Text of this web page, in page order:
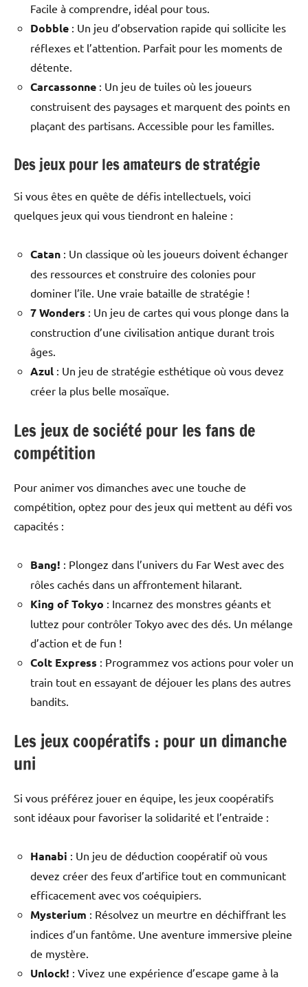
Facile à comprendre, idéal pour tous.
Dobble : Un jeu d’observation rapide qui sollicite les
réflexes et l’attention. Parfait pour les moments de
détente.
Carcassonne : Un jeu de tuiles où les joueurs
construisent des paysages et marquent des points en
plaçant des partisans. Accessible pour les familles.
Des jeux pour les amateurs de stratégie
Si vous êtes en quête de défis intellectuels, voici
quelques jeux qui vous tiendront en haleine :
Catan : Un classique où les joueurs doivent échanger
des ressources et construire des colonies pour
dominer l’île. Une vraie bataille de stratégie !
7 Wonders : Un jeu de cartes qui vous plonge dans la
construction d’une civilisation antique durant trois
âges.
Azul : Un jeu de stratégie esthétique où vous devez
créer la plus belle mosaïque.
Les jeux de société pour les fans de
compétition
Pour animer vos dimanches avec une touche de
compétition, optez pour des jeux qui mettent au défi vos
capacités :
Bang! : Plongez dans l’univers du Far West avec des
rôles cachés dans un affrontement hilarant.
King of Tokyo : Incarnez des monstres géants et
luttez pour contrôler Tokyo avec des dés. Un mélange
d’action et de fun !
Colt Express : Programmez vos actions pour voler un
train tout en essayant de déjouer les plans des autres
bandits.
Les jeux coopératifs : pour un dimanche
uni
Si vous préférez jouer en équipe, les jeux coopératifs
sont idéaux pour favoriser la solidarité et l’entraide :
Hanabi : Un jeu de déduction coopératif où vous
devez créer des feux d’artifice tout en communicant
efficacement avec vos coéquipiers.
Mysterium : Résolvez un meurtre en déchiffrant les
indices d’un fantôme. Une aventure immersive pleine
de mystère.
Unlock! : Vivez une expérience d’escape game à la